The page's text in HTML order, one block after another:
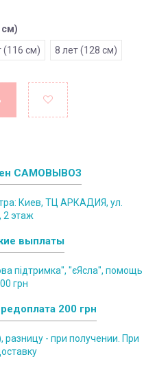
см)
(116 см) 8 лет (128 см)
САМОВЫВОЗ
Киев, ТЦ АРКАДИЯ, ул.
2 этаж
выплаты
підтримка", "єЯсла", помощь
грн
200 грн
разницу - при получении. При